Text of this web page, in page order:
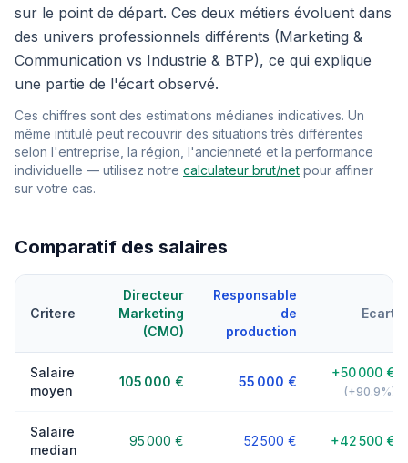
sur le point de départ. Ces deux métiers évoluent dans
des univers professionnels différents (Marketing &
Communication vs Industrie & BTP), ce qui explique
une partie de l'écart observé.
Ces chiffres sont des estimations médianes indicatives. Un
même intitulé peut recouvrir des situations très différentes
selon l'entreprise, la région, l'ancienneté et la performance
individuelle — utilisez notre calculateur brut/net pour affiner
sur votre cas.
Comparatif des salaires
Critere
Directeur
Marketing
(CMO)
Responsable
de
production
Ecart
Salaire
moyen
105 000 € 55 000 €
+50 000 €
(+90.9%)
Salaire
median
95 000 € 52 500 € +42 500 €